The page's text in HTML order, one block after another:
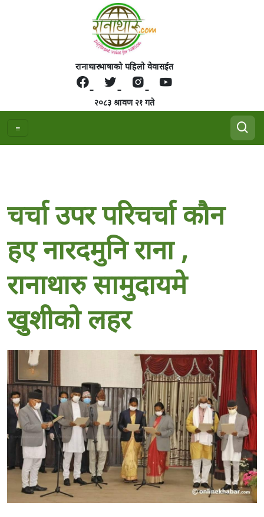
रानाथारु भाषाको पहिलो वेवासईत
२०८३ श्रावण २१ गते
चर्चा उपर परिचर्चा कौन
हए नारदमुनि राना ,
रानाथारु सामुदायमे
खुशीको लहर